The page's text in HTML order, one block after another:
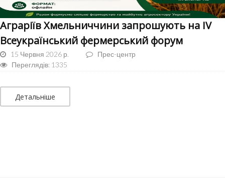
Аграріїв Хмельниччини запрошують на ІV
Всеукраїнський фермерський форум
15 Червня 2026 р.
Прес-центр
Переглядів: 1335
Детальніше